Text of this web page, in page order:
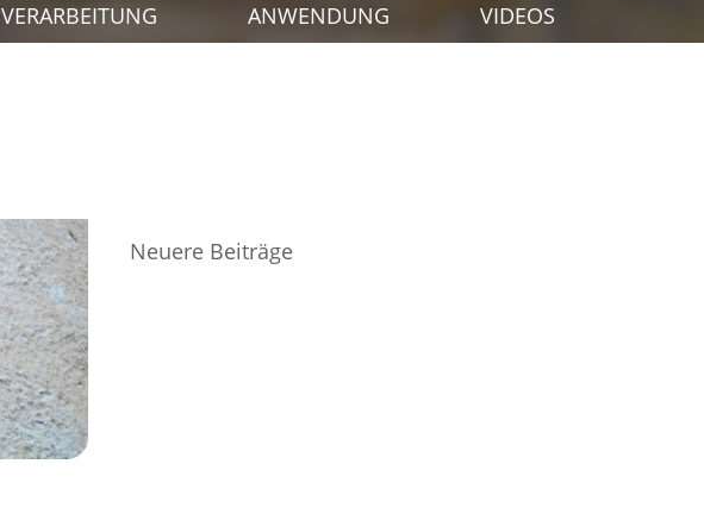
VERARBEITUNG ANWENDUNG VIDEOS
Beitragsnavigation
Neuere Beiträge